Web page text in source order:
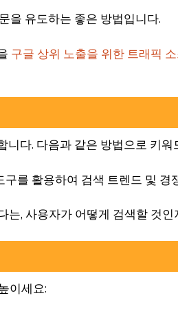
을 유도하는 좋은 방법입니다.
구글 상위 노출을 위한 트래픽
다. 다음과 같은 방법으로 키워
를 활용하여 검색 트렌드 및 경
는, 사용자가 어떻게 검색할 것
이세요: